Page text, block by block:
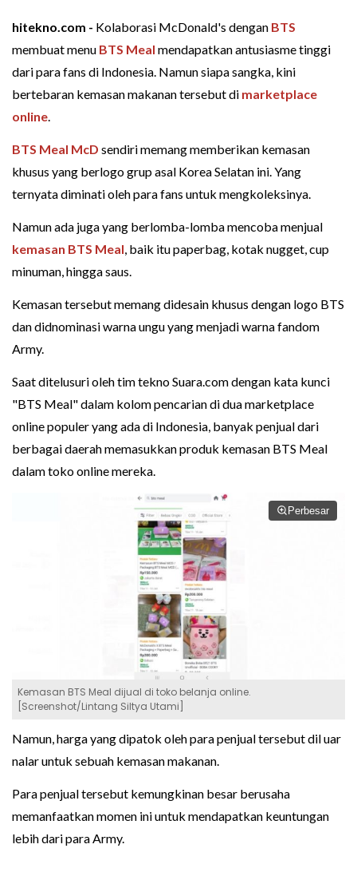
hitekno.com - Kolaborasi McDonald's dengan BTS
membuat menu BTS Meal mendapatkan antusiasme tinggi
dari para fans di Indonesia. Namun siapa sangka, kini
bertebaran kemasan makanan tersebut di marketplace
online.
BTS Meal McD sendiri memang memberikan kemasan
khusus yang berlogo grup asal Korea Selatan ini. Yang
ternyata diminati oleh para fans untuk mengkoleksinya.
Namun ada juga yang berlomba-lomba mencoba menjual
kemasan BTS Meal, baik itu paperbag, kotak nugget, cup
minuman, hingga saus.
Kemasan tersebut memang didesain khusus dengan logo BTS
dan didnominasi warna ungu yang menjadi warna fandom
Army.
Saat ditelusuri oleh tim tekno Suara.com dengan kata kunci
"BTS Meal" dalam kolom pencarian di dua marketplace
online populer yang ada di Indonesia, banyak penjual dari
berbagai daerah memasukkan produk kemasan BTS Meal
dalam toko online mereka.
Perbesar
Kemasan BTS Meal dijual di toko belanja online.
[Screenshot/Lintang Siltya Utami]
Namun, harga yang dipatok oleh para penjual tersebut dil uar
nalar untuk sebuah kemasan makanan.
Para penjual tersebut kemungkinan besar berusaha
memanfaatkan momen ini untuk mendapatkan keuntungan
lebih dari para Army.